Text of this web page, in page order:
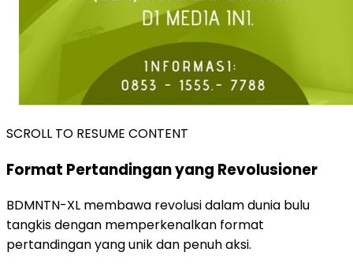
SCROLL TO RESUME CONTENT
Format Pertandingan yang Revolusioner
BDMNTN-XL membawa revolusi dalam dunia bulu
tangkis dengan memperkenalkan format
pertandingan yang unik dan penuh aksi.